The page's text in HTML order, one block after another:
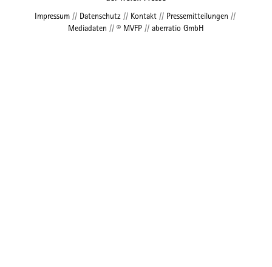
Impressum// Datenschutz // Kontakt// Pressemitteilungen //
Mediadaten // © MVFP // aberratio GmbH